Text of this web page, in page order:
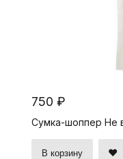
750 ₽
Сумка-шоппер Не
В корзину